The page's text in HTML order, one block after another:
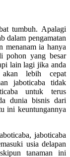
tumbuh. Apalagi
dalam pengamatan
menanam ia hanya
pohon yang besar
lain lagi jika anda
lebih cepat
jaboticaba tidak
untuk terus
dunia bisnis dari
ini keuntungannya
jaboticaba
usia delapan
tanaman ini